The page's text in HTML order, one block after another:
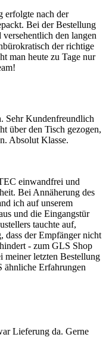
erfolgte nach der
Bei der Bestellung
den langen
der richtige
man heute zu Tage nur
Sehr Kundenfreundlich
über den Tisch gezogen,
Absolut Klasse.
einwandfrei und
Bei Annäherung des
ich auf unserem
und die Eingangstür
tauchte auf,
dass der Empfänger nicht
- zum GLS Shop
meiner letzten Bestellung
ähnliche Erfahrungen
Lieferung da. Gerne